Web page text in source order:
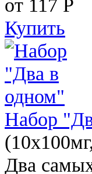
Купить
Набор
Два